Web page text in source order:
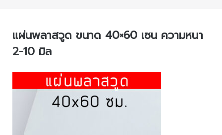
แผ่นพลาสวูด ขนาด 40×60 เซน ความหนา
2-10 มิล